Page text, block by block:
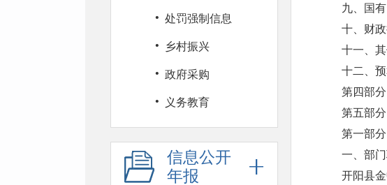
· 处罚强制信息
· 乡村振兴
· 政府采购
· 义务教育
信息公开
年报
九、国
十、财
十一、
十二、
第四部
第五部
第一部
一、部
开阳县